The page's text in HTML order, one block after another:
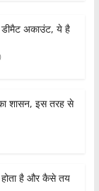
अकाउंट, ये है
का शासन, इस तरह से
होता है और कैसे तय